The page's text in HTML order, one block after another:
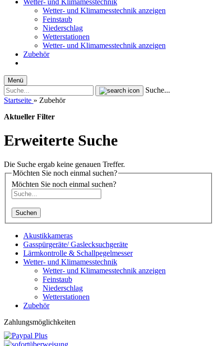
Wetter‑ und Klimamesstechnik
Wetter‑ und Klimamesstechnik anzeigen
Feinstaub
Niederschlag
Wetterstationen
Wetter‑ und Klimamesstechnik anzeigen
Zubehör
Menü
Suche...
Startseite » Zubehör
Aktueller Filter
Erweiterte Suche
Die Suche ergab keine genauen Treffer.
Möchten Sie noch einmal suchen?
Möchten Sie noch einmal suchen?
Suchen
Akustikkameras
Gasspürgeräte/ Gaslecksuchgeräte
Lärmkontrolle & Schallpegelmesser
Wetter‑ und Klimamesstechnik
Wetter‑ und Klimamesstechnik anzeigen
Feinstaub
Niederschlag
Wetterstationen
Zubehör
Zahlungsmöglichkeiten